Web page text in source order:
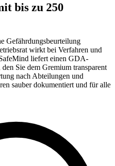
bis zu 250
Gefährdungsbeurteilung
wirkt bei Verfahren und
liefert einen GDA-
Sie dem Gremium transparent
nach Abteilungen und
sauber dokumentiert und für alle